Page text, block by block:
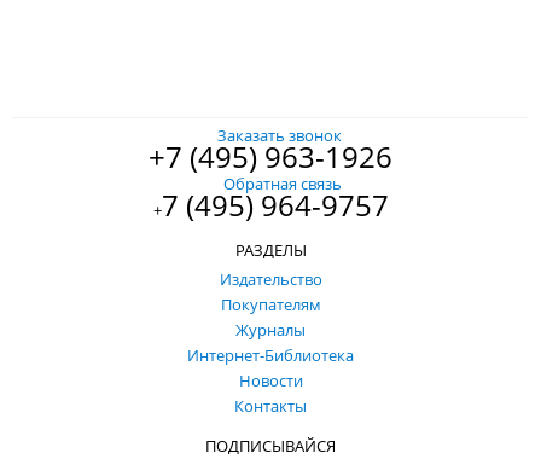
Заказать звонок
+7 (495) 963-1926
Обратная связь
+7 (495) 964-9757
РАЗДЕЛЫ
Издательство
Покупателям
Журналы
Интернет-Библиотека
Новости
Контакты
ПОДПИСЫВАЙСЯ